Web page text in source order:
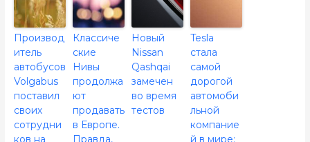
Производ
итель
автобусов
Volgabus
поставил
своих
сотрудни
ков на
Классиче
ские
Нивы
продолжа
ют
продавать
в Европе.
Правда,
Новый
Nissan
Qashqai
замечен
во время
тестов
Tesla
стала
самой
дорогой
автомоби
льной
компание
й в мире: